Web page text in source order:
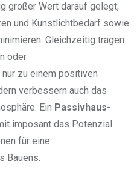
großer Wert darauf gelegt,
und Kunstlichtbedarf sowie
Gleichzeitig tragen
oder
zu einem positiven
verbessern auch das
Ein Passivhaus-
imposant das Potenzial
für eine
Bauens.